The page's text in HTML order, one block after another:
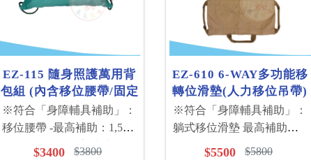
EZ-115 隨身照護萬用背
包組 (內含移位腰帶/固定
帶/延伸帶/照護手套/滑布
墊)
※符合「身障輔具補助」：
移位腰帶 -最高補助：1,500
元 移位滑布 -最高補助：
$3400 $3800
EZ-610 6-WAY多功能移
轉位滑墊(人力移位吊帶)
※符合「身障輔具補助」：
躺式移位滑墊 最高補助：
4,000元 ※符合「長照輔具
$5500 $5800